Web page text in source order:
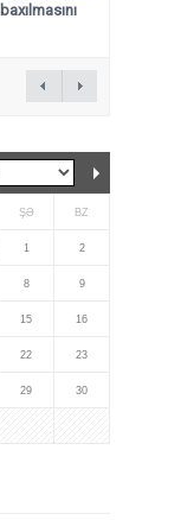
ŞƏ BZ
1 2
8 9
15 16
22 23
29 30